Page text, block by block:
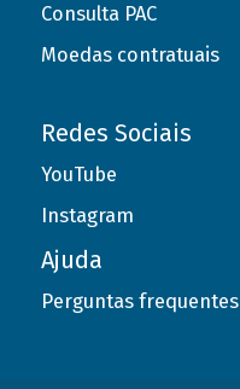
Consulta PAC
Moedas contratuais
Redes Sociais
YouTube
Instagram
Ajuda
Perguntas frequentes